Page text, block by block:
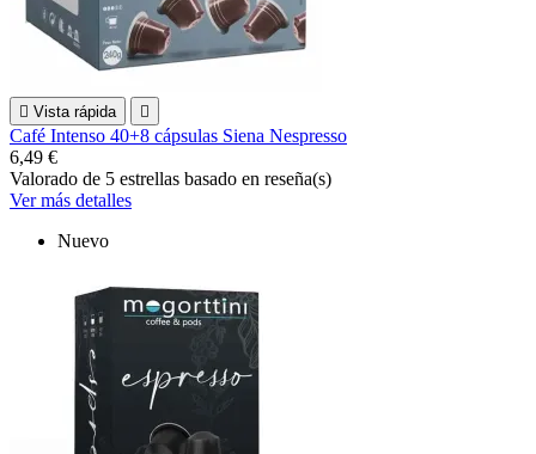
 Vista rápida 
Café Intenso 40+8 cápsulas Siena Nespresso
6,49 €
Valorado de 5 estrellas basado en reseña(s)
Ver más detalles
Nuevo